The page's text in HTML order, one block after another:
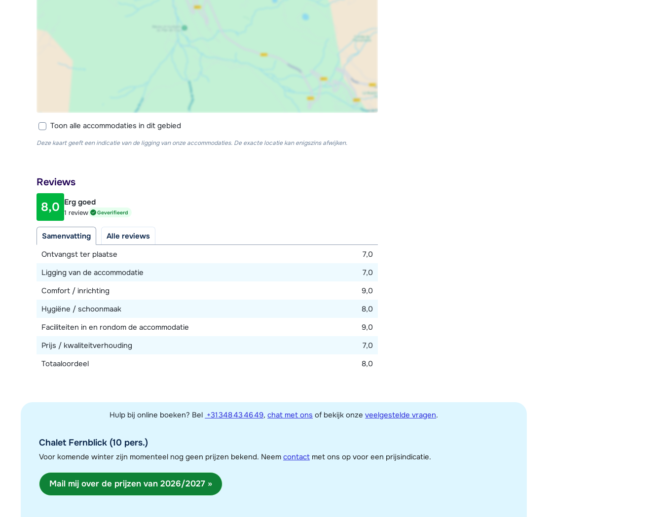
Toon alle accommodaties in dit gebied
Deze kaart geeft een indicatie van de ligging van onze accommodaties. De exacte locatie kan enigszins afwijken.
Reviews
8,0 Erg goed
1 review Geverifieerd
Samenvatting
Alle reviews
Ontvangst ter plaatse
7,0
Ligging van de accommodatie
7,0
Comfort / inrichting
9,0
Hygiëne / schoonmaak
8,0
Faciliteiten in en rondom de accommodatie
9,0
Prijs / kwaliteitverhouding
7,0
Totaaloordeel
8,0
Hulp bij online boeken? Bel +31 348 43 46 49,chat met ons of bekijk onzeveelgestelde vragen.
Chalet Fernblick (10 pers.)
Voor komende winter zijn momenteel nog geen prijzen bekend. Neem contact met ons op voor een prijsindicatie.
Mail mij over de prijzen van 2026/2027 »